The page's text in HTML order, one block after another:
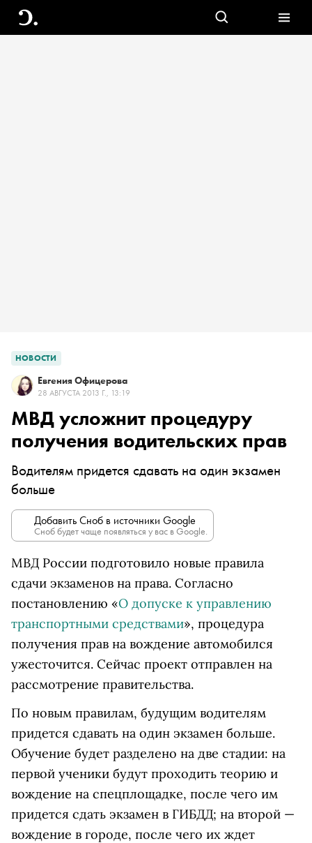
НОВОСТИ
Евгения Офицерова
28 АВГУСТА 2013 Г., 13:19
МВД усложнит процедуру
получения водительских прав
Водителям придется сдавать на один экзамен
больше
Добавить Сноб в источники Google
Сноб будет чаще появляться у вас в Google.
МВД России подготовило новые правила
сдачи экзаменов на права. Согласно
постановлению «О допуске к управлению
транспортными средствами», процедура
получения прав на вождение автомобился
ужесточится. Сейчас проект отправлен на
рассмотрение правительства.
По новым правилам, будущим водителям
придется сдавать на один экзамен больше.
Обучение будет разделено на две стадии: на
первой ученики будут проходить теорию и
вождение на спецплощадке, после чего им
придется сдать экзамен в ГИБДД; на второй —
вождение в городе, после чего их ждет